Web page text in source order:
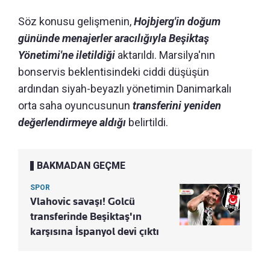
Söz konusu gelişmenin,Hojbjerg'in doğum
gününde menajerler aracılığıyla Beşiktaş
Yönetimi'ne iletildiği aktarıldı. Marsilya'nın
bonservis beklentisindeki ciddi düşüşün
ardından siyah-beyazlı yönetimin Danimarkalı
orta saha oyuncusunun transferini yeniden
değerlendirmeye aldığı belirtildi.
BAKMADAN GEÇME
SPOR
Vlahovic savaşı! Golcü
transferinde Beşiktaş'ın
karşısına İspanyol devi çıktı